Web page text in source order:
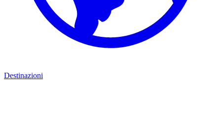
Destinazioni